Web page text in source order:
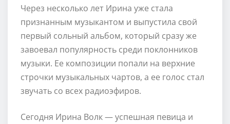
Через несколько лет Ирина уже стала
признанным музыкантом и выпустила свой
первый сольный альбом, который сразу же
завоевал популярность среди поклонников
музыки. Ее композиции попали на верхние
строчки музыкальных чартов, а ее голос стал
звучать со всех радиоэфиров.
Сегодня Ирина Волк — успешная певица и